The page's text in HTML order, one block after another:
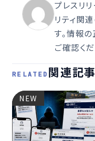
プレスリ
リティ関
す。情報
ご確認くだ
RELATED 関連記事
NEW